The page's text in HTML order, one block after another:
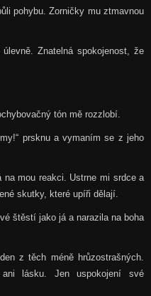
pohybu. Zorničky mu ztmavnou
Znatelná spokojenost, že
tón mě rozzlobí.
prsknu a vymaním se z jeho
na mou reakci. Ustrne mi srdce a
skutky, které upíři dělají.
štěstí jako já a narazila na boha
z těch méně hrůzostrašných.
lásku. Jen uspokojení své